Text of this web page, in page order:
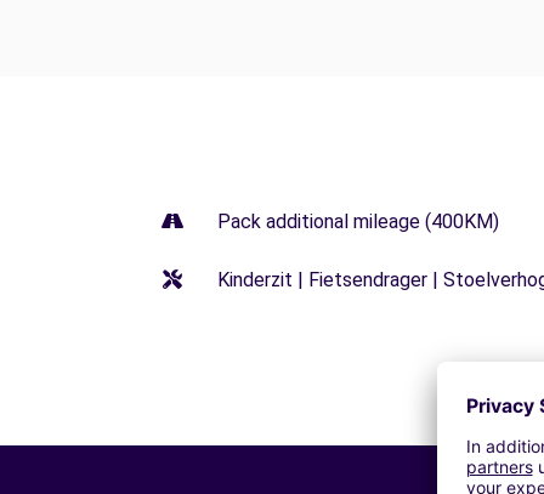
Pack additional mileage (400KM)
Kinderzit | Fietsendrager |